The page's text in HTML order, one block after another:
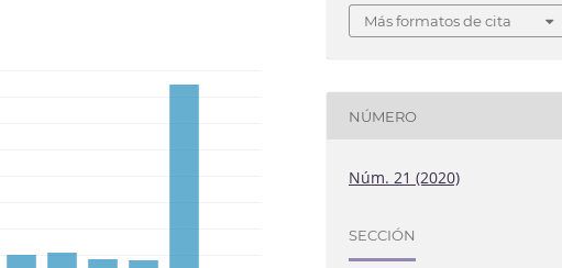
Más formatos de cita
NÚMERO
Núm. 21 (2020)
SECCIÓN